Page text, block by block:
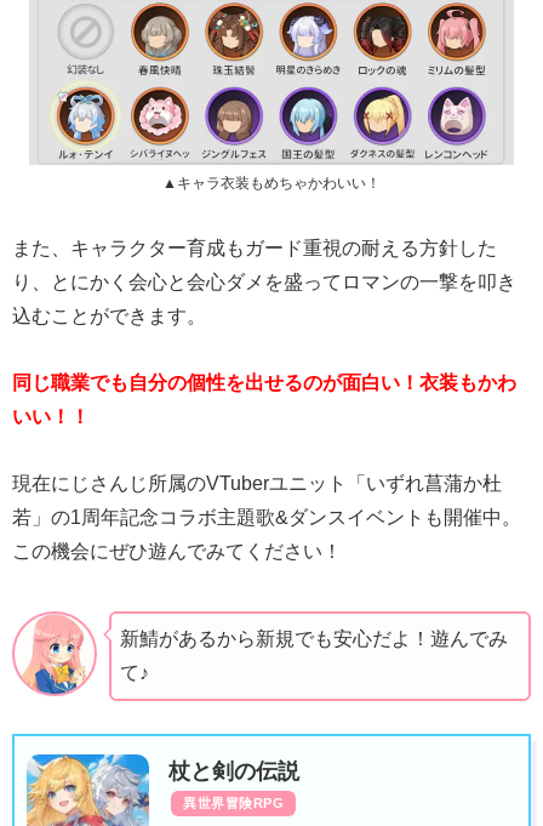
▲キャラ衣装もめちゃかわいい！
また、キャラクター育成もガード重視の耐える方針した
り、とにかく会心と会心ダメを盛ってロマンの一撃を叩き
込むことができます。
同じ職業でも自分の個性を出せるのが面白い！衣装もかわ
いい！！
現在にじさんじ所属のVTuberユニット「いずれ菖蒲か杜
若」の1周年記念コラボ主題歌&ダンスイベントも開催中。
この機会にぜひ遊んでみてください！
新鯖があるから新規でも安心だよ！遊んでみ
て♪
杖と剣の伝説
異世界冒険RPG